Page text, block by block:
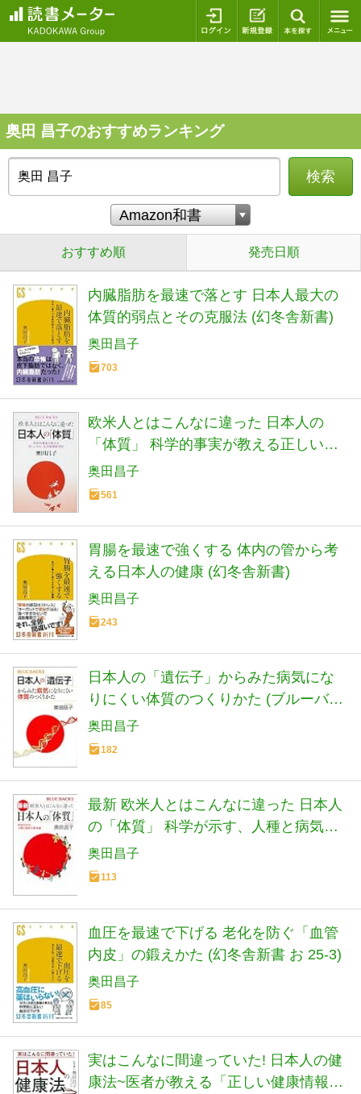
ログイン 新規登録
奥田 昌子のおすすめランキング
検索
おすすめ順 発売日順
内臓脂肪を最速で落とす 日本人最大の
体質的弱点とその克服法 (幻冬舎新書)
奥田昌子
703
欧米人とはこんなに違った 日本人の
「体質」 科学的事実が教える正しいが
ん・生活習慣病予防 (ブルーバックス
1997)
奥田昌子
561
胃腸を最速で強くする 体内の管から考
える日本人の健康 (幻冬舎新書)
奥田昌子
243
日本人の「遺伝子」からみた病気にな
りにくい体質のつくりかた (ブルーバッ
クス 2197)
奥田昌子
182
最新 欧米人とはこんなに違った 日本人
の「体質」 科学が示す、人種と病気の
新常識 (ブルーバックス)
奥田昌子
113
血圧を最速で下げる 老化を防ぐ「血管
内皮」の鍛えかた (幻冬舎新書 お 25-3)
奥田昌子
85
実はこんなに間違っていた! 日本人の健
康法~医者が教える「正しい健康情報」